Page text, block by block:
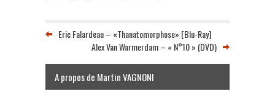
Eric Falardeau – «Thanatomorphose» [Blu-Ray]
Alex Van Warmerdam – « N°10 » (DVD)
A propos de Martin VAGNONI